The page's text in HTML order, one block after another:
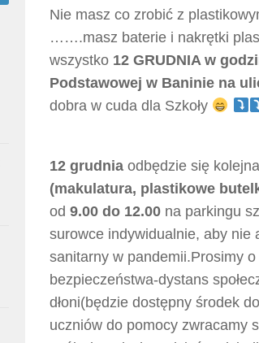
Nie masz co zrobić z
…….masz baterie i nakrętki
wszystko 12 GRUDNIA w
Podstawowej w Baninie na
dobra w cuda dla Szkoły
12 grudnia odbędzie się kolejna
(makulatura, plastikowe
od 9.00 do 12.00 na parkingu
surowce indywidualnie, aby nie
sanitarny w pandemii.Prosimy
bezpieczeństwa-dystans
dłoni(będzie dostępny środek
uczniów do pomocy zwracamy